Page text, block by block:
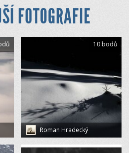
FOTOGRAFIE
Roman Hradecký
10 bodů